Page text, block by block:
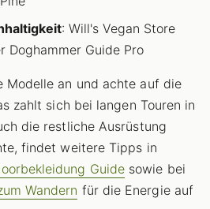
: Will's Vegan Store
Doghammer Guide Pro
Modelle an und achte auf die
zahlt sich bei langen Touren in
die restliche Ausrüstung
findet weitere Tipps in
Guide sowie bei
Wandern für die Energie auf